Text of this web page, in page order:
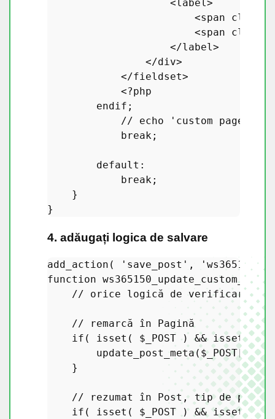
                    <
label >
                        <
span class
                        <
span class
                    </
label >
                </
div>
            </
fieldset>
            <?
php
endif ;
            //
echo ' custom page
break ;
default :
break ;
    }
4. adăugați logica de salvare
add_action ( 'save_post' ,
function
// orice logică de verificare aici,
// remarcă în Pagină
if ( isset ( $_POST ) && isset(
update_post_meta( $_POST[
    }
// rezumat în Post, tip de
if ( isset ( $_POST ) && isset(